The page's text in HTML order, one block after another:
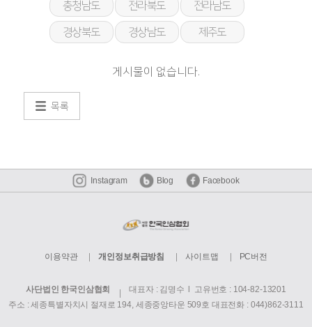
충청남도 전라북도 전라남도
경상북도 경상남도 제주도
게시물이 없습니다.
목록
Instagram Blog Facebook
이용약관 개인정보취급방침 사이트맵 PC버전
사단법인 한국인삼협회
대표자 : 김명수 l 고유번호 : 104-82-13201
주소 : 세종특별자치시 절재로 194, 세종중앙타운 509호 대표전화 : 044)862-3111